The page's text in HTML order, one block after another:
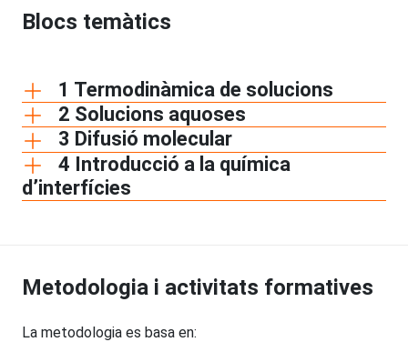
Blocs temàtics
1 Termodinàmica de solucions
2 Solucions aquoses
3 Difusió molecular
4 Introducció a la química
d’interfícies
Metodologia i activitats formatives
La metodologia es basa en: